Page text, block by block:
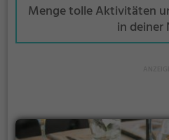
Menge tolle Aktivitäten
in deiner